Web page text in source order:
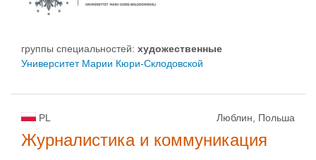
группы специальностей: художественные
Университет Марии Кюри-Склодовской
PL Люблин, Польша
Журналистика и коммуникация